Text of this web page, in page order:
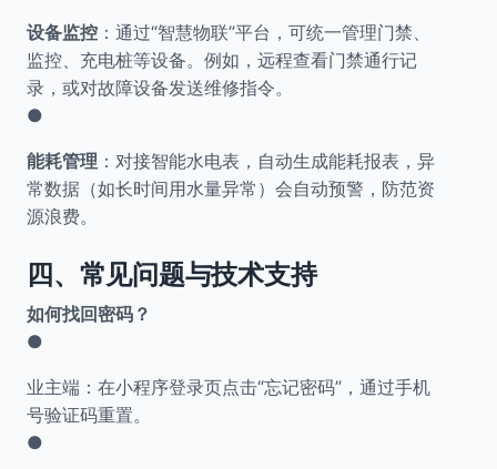
设备监控 ：通过“智慧物联”平台，可统一管理门禁、
监控、充电桩等设备。例如，远程查看门禁通行记
录，或对故障设备发送维修指令。
●
能耗管理 ：对接智能水电表，自动生成能耗报表，异
常数据（如长时间用水量异常）会自动预警，防范资
源浪费。
四、常见问题与技术支持
如何找回密码？
●
业主端：在小程序登录页点击“忘记密码”，通过手机
号验证码重置。
●